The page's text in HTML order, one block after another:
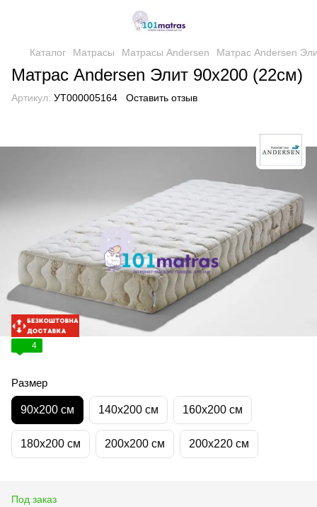
Каталог Матрасы Матрасы Andersen Матрас Andersen
Матрас Andersen Элит 90х200 (22см)
Артикул: УТ000005164 Оставить отзыв
4
Размер
90х200 см 140х200 см 160х200 см
180х200 см 200х200 см 200х220 см
Под заказ